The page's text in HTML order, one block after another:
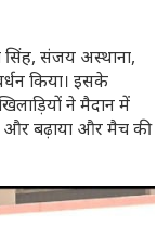
सिंह, संजय अस्थाना,
किया। इसके
ने मैदान में
और बढ़ाया और मैच की